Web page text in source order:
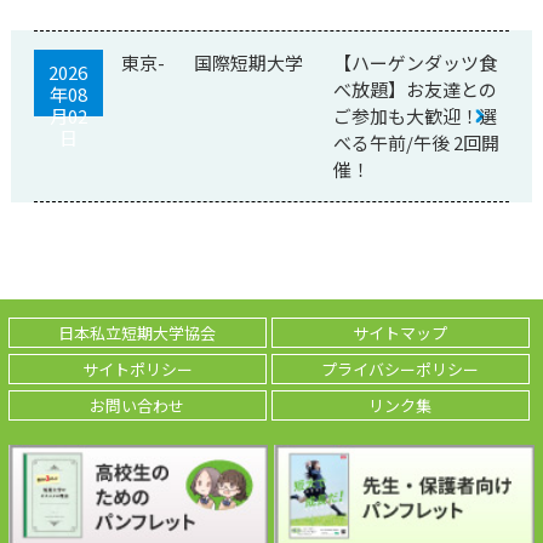
2026
年08
月02
東京- 国際短期大学
【ハーゲンダッツ食
べ放題】お友達との
ご参加も大歓迎！選
べる午前/午後 2回開
催！
日本私立短期大学協会
サイトマップ
サイトポリシー
プライバシーポリシー
お問い合わせ
リンク集